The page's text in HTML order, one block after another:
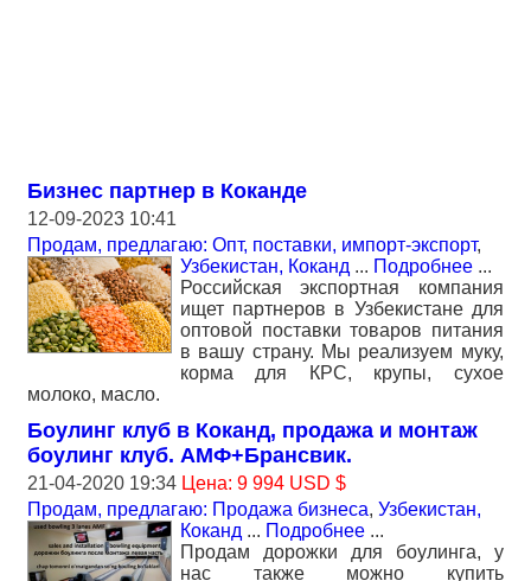
Бизнес партнер в Коканде
12-09-2023 10:41
Продам, предлагаю: Опт, поставки, импорт-экспорт,
Узбекистан, Коканд ... Подробнее ...
Российская экспортная компания
ищет партнеров в Узбекистане для
оптовой поставки товаров питания
в вашу страну. Мы реализуем муку,
корма для КРС, крупы, сухое
молоко, масло.
Боулинг клуб в Коканд, продажа и монтаж
боулинг клуб. АМФ+Брансвик.
21-04-2020 19:34 Цена: 9 994 USD $
Продам, предлагаю: Продажа бизнеса, Узбекистан,
Коканд ... Подробнее ...
Продам дорожки для боулинга, у
нас также можно купить